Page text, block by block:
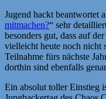
Jugend hackt beantwortet
mitmachen?“ sehr
besonders gut, dass auf
vielleicht heute noch nicht
Teilnahme fürs nächste
dorthin sind ebenfalls
Ein absolut toller Einstieg